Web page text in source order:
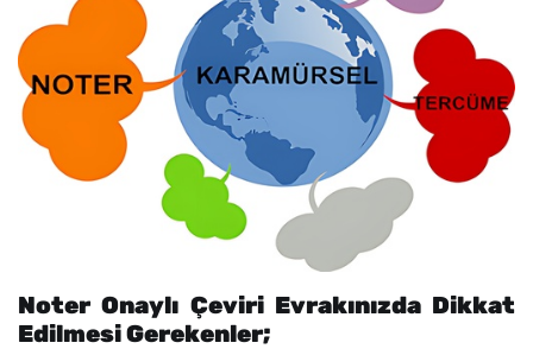
Noter Onaylı Çeviri Evrakınızda Dikkat
Edilmesi Gerekenler;